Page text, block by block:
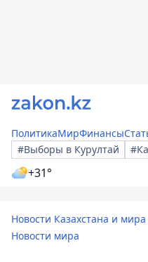
ПолитикаМирФинансы
#Выборы в Курултай
+31°
Новости Казахстана и мира
Новости мира